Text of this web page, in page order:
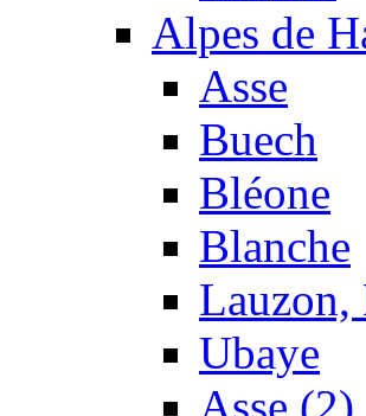
Alpes de
Asse
Buech
Bléone
Blanche
Lauzon,
Ubaye